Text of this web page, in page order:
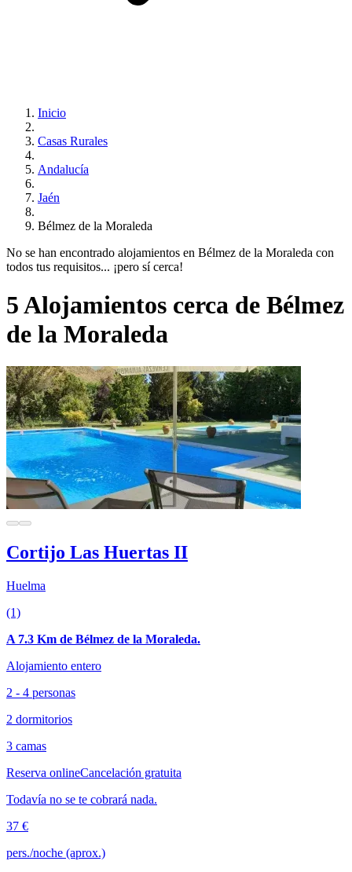
Inicio
Casas Rurales
Andalucía
Jaén
Bélmez de la Moraleda
No se han encontrado alojamientos en Bélmez de la Moraleda con
todos tus requisitos... ¡pero sí cerca!
5 Alojamientos cerca de Bélmez
de la Moraleda
Cortijo Las Huertas II
Huelma
(1)
A 7.3 Km de Bélmez de la Moraleda.
Alojamiento entero
2 - 4 personas
2 dormitorios
3 camas
Reserva onlineCancelación gratuita
Todavía no se te cobrará nada.
37 €
pers./noche (aprox.)